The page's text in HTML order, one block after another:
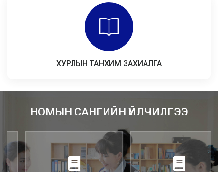
ХУРЛЫН ТАНХИМ ЗАХИАЛГА
НОМЫН САНГИЙН ҮЙЛЧИЛГЭЭ